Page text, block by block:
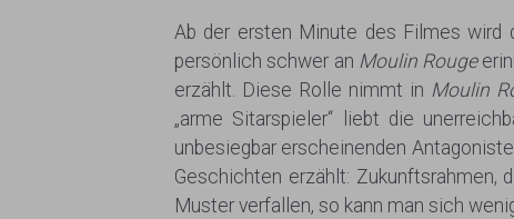
Ab der ersten Minute des Filmes wird
persönlich schwer an Moulin Rouge
erzählt. Diese Rolle nimmt in Moulin
„arme Sitarspieler“ liebt die
unbesiegbar erscheinenden
Geschichten erzählt: Zukunftsrahmen,
Muster verfallen, so kann man sich